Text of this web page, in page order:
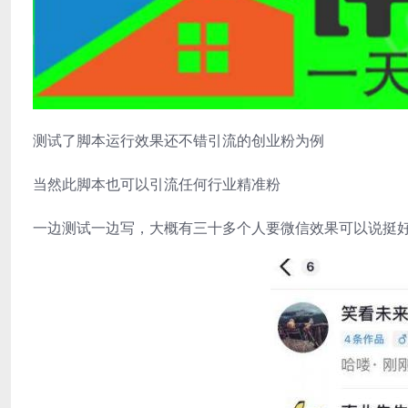
测试了脚本运行效果还不错引流的创业粉为例
当然此脚本也可以引流任何行业精准粉
一边测试一边写，大概有三十多个人要微信效果可以说挺